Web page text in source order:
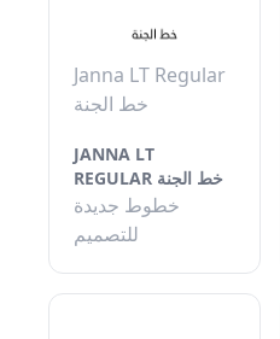
Janna LT Regular
خط الجنة
JANNA LT
REGULAR خط الجنة
خطوط جديدة
للتصميم